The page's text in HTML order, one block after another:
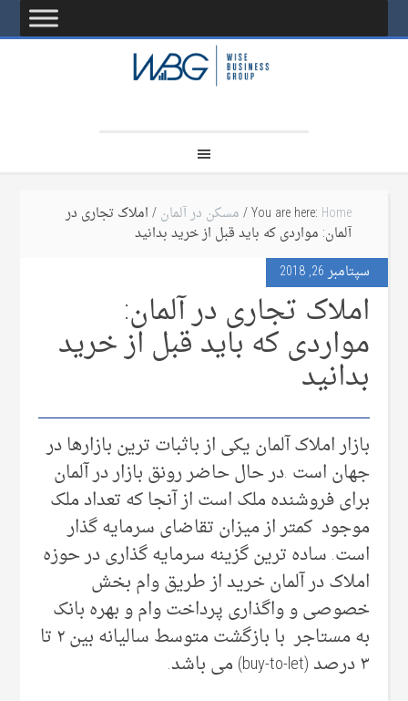
You are here: Home
/مسکن در آلمان/ املاک تجاری در
آلمان: مواردی که باید قبل از خرید بدانید
سپتامبر 26, 2018
املاک تجاری در آلمان:
مواردی که باید قبل از خرید
بدانید
بازار املاک آلمان یکی از باثبات ترین بازارها در
جهان است .در حال حاضر رونق بازار در آلمان
برای فروشنده ملک است از آنجا که تعداد ملک
موجود کمتر از میزان تقاضای سرمایه گذار
است. ساده ترین گزینه سرمایه گذاری در حوزه
املاک در آلمان خرید از طریق وام بخش
خصوصی و واگذاری پرداخت وام و بهره بانک
به مستاجر با بازگشت متوسط سالیانه بین ۲ تا
۳ درصد (buy-to-let) می باشد.